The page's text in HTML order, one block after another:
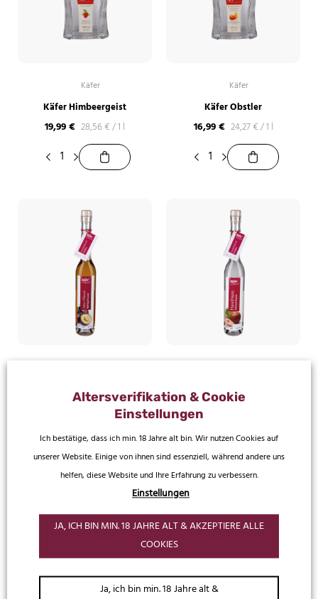
Käfer
Käfer Himbeergeist
19,99€ 28,56€/1 l
Käfer
Käfer Obstler
16,99€ 24,27€/1 l
Käfer Altes Pflümli
/1 l
Käfer Haselnuss Edelspirituose
17,99
Altersverifikation & Cookie
Einstellungen
Ich bestätige, dass ich min. 18 Jahre alt bin. Wir nutzen Cookies auf
unserer Website. Einige von ihnen sind essenziell, während andere uns
helfen, diese Website und Ihre Erfahrung zu verbessern.
Einstellungen
JA, ICH BIN MIN. 18 JAHRE ALT & AKZEPTIERE ALLE
COOKIES
Ja, ich bin min. 18 Jahre alt &